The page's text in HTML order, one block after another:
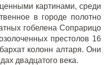
картинами, среди
в городе полотно
гобелена Сопрарицо
престолов 16
колонн алтаря. Они
двадцатого века.